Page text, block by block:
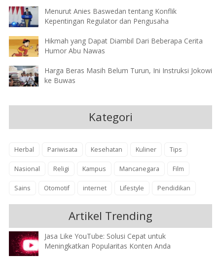
Menurut Anies Baswedan tentang Konflik
Kepentingan Regulator dan Pengusaha
Hikmah yang Dapat Diambil Dari Beberapa Cerita
Humor Abu Nawas
Harga Beras Masih Belum Turun, Ini Instruksi Jokowi
ke Buwas
Kategori
Herbal Pariwisata Kesehatan Kuliner Tips
Nasional Religi Kampus Mancanegara Film
Sains Otomotif internet Lifestyle Pendidikan
Artikel Trending
Jasa Like YouTube: Solusi Cepat untuk
Meningkatkan Popularitas Konten Anda